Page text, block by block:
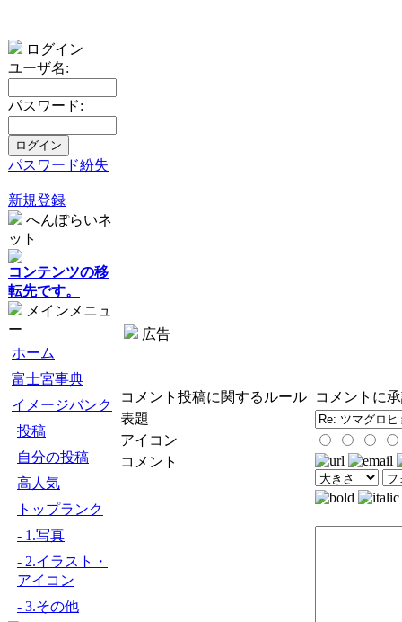
ログイン
ユーザ名:
パスワード:
パスワード紛失
新規登録
へんぽらいネ
ット
コンテンツの移
転先です。
メインメニュ
ー
ホーム
富士宮事典
イメージバンク
投稿
自分の投稿
高人気
トップランク
- 1.写真
- 2.イラスト・
アイコン
- 3.その他
広告
コメント投稿に関するルール
コメントに
表題
アイコン
コメント